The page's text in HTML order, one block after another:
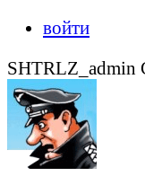
войти
SHTRLZ_admin